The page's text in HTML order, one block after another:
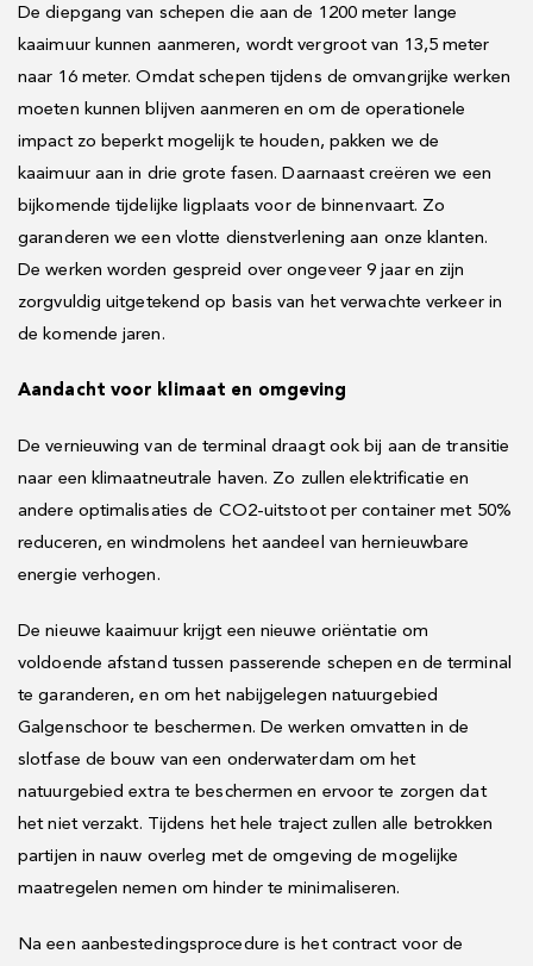
De diepgang van schepen die aan de 1200 meter lange
kaaimuur kunnen aanmeren, wordt vergroot van 13,5 meter
naar 16 meter. Omdat schepen tijdens de omvangrijke werken
moeten kunnen blijven aanmeren en om de operationele
impact zo beperkt mogelijk te houden, pakken we de
kaaimuur aan in drie grote fasen. Daarnaast creëren we een
bijkomende tijdelijke ligplaats voor de binnenvaart. Zo
garanderen we een vlotte dienstverlening aan onze klanten.
De werken worden gespreid over ongeveer 9 jaar en zijn
zorgvuldig uitgetekend op basis van het verwachte verkeer in
de komende jaren.
Aandacht voor klimaat en omgeving
De vernieuwing van de terminal draagt ook bij aan de transitie
naar een klimaatneutrale haven. Zo zullen elektrificatie en
andere optimalisaties de CO2-uitstoot per container met 50%
reduceren, en windmolens het aandeel van hernieuwbare
energie verhogen.
De nieuwe kaaimuur krijgt een nieuwe oriëntatie om
voldoende afstand tussen passerende schepen en de terminal
te garanderen, en om het nabijgelegen natuurgebied
Galgenschoor te beschermen. De werken omvatten in de
slotfase de bouw van een onderwaterdam om het
natuurgebied extra te beschermen en ervoor te zorgen dat
het niet verzakt. Tijdens het hele traject zullen alle betrokken
partijen in nauw overleg met de omgeving de mogelijke
maatregelen nemen om hinder te minimaliseren.
Na een aanbestedingsprocedure is het contract voor de